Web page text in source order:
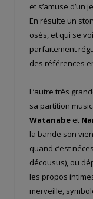
et s’amuse d’un
En résulte un
osés, et qui se
parfaitement
des références
L’autre très
sa partition
Watanabe et
la bande son
quand c’est
décousus), ou
les propos
merveille,